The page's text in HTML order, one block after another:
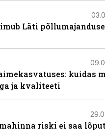
Läti
kuidas
ja kvaliteeti
riski ei saa